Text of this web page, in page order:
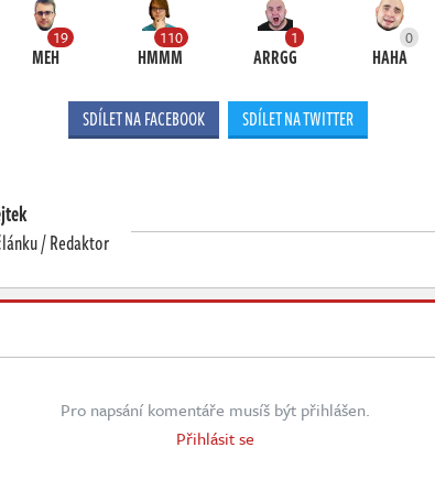
19
MEH
110
HMMM
1
ARRGG
0
HAHA
SDÍLET NA FACEBOOK SDÍLET NA TWITTER
/ Redaktor
Pro napsání komentáře musíš být přihlášen.
Přihlásit se